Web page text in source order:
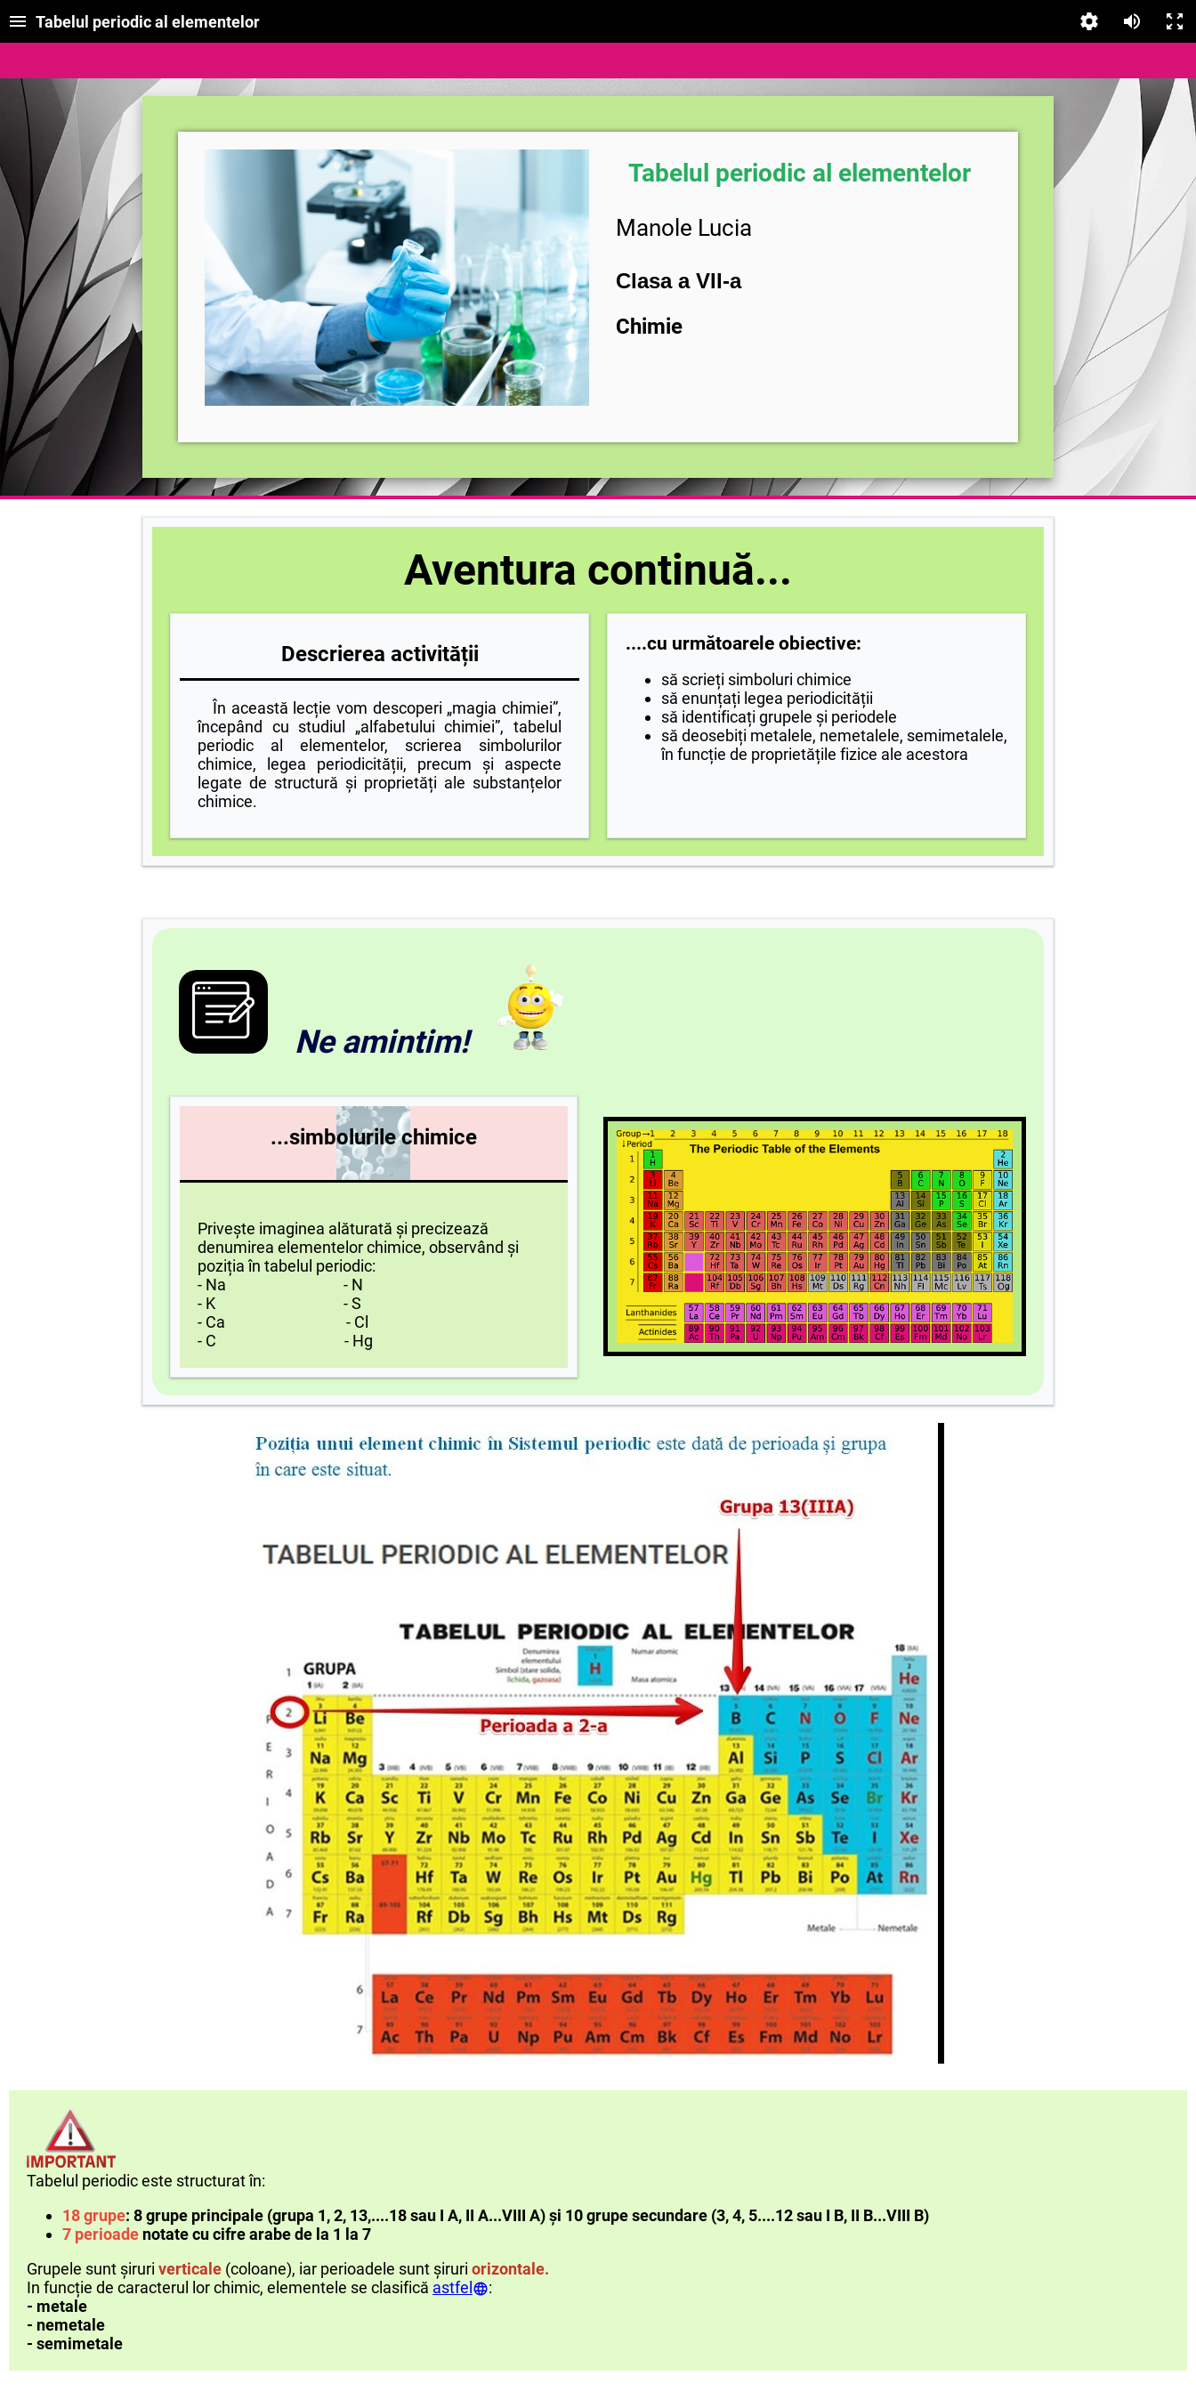
Tabelul periodic al elementelor
Tabelul periodic al elementelor
Manole Lucia
Clasa a VII-a
Chimie
Aventura continuă...
Descrierea activității
În această lecție vom descoperi „magia chimiei”,
începând cu studiul „alfabetului chimiei”, tabelul
periodic al elementelor, scrierea simbolurilor
chimice, legea periodicității, precum și aspecte
legate de structură și proprietăți ale substanțelor
chimice.
....cu următoarele obiective:
să scrieți simboluri chimice
să enunțați legea periodicității
să identificați grupele și periodele
să deosebiți metalele, nemetalele, semimetalele,
în funcție de proprietățile fizice ale acestora
Ne amintim!
...simbolurile chimice
Privește imaginea alăturată și precizează
denumirea elementelor chimice, observând și
poziția în tabelul periodic:
- Na - N
- K - S
- Ca - Cl
- C - Hg
Tabelul periodic este structurat în:
18 grupe: 8 grupe principale (grupa 1, 2, 13,....18 sau I A, II A...VIII A) și 10 grupe secundare (3, 4, 5....12 sau I B, II B...VIII B)
7 perioade notate cu cifre arabe de la 1 la 7
Grupele sunt șiruri verticale (coloane), iar perioadele sunt șiruri orizontale.
In funcție de caracterul lor chimic, elementele se clasifică astfel
:
- metale
- nemetale
- semimetale